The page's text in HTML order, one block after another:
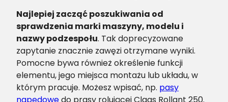
Najlepiej zacząć poszukiwania od
sprawdzenia marki maszyny, modelu i
nazwy podzespołu. Tak doprecyzowane
zapytanie znacznie zawęzi otrzymane wyniki.
Pomocne bywa również określenie funkcji
elementu, jego miejsca montażu lub układu, w
którym pracuje. Możesz wpisać, np. pasy
napędowedo prasy rolującej Claas Rollant 250.